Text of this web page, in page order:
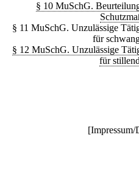
§ 10 MuSchG.
§ 11 MuSchG. Unzulässige
für
§ 12 MuSchG. Unzulässige
für
[Impressum/